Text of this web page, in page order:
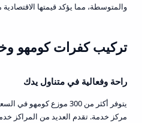
والمتوسطة، مما يؤكد قيمتها
تركيب كفرات كومهو
راحة وفعالية في متناول يدك
يتوفر أكثر من 300 موزع
مركز خدمة. تقدم العديد من المراكز